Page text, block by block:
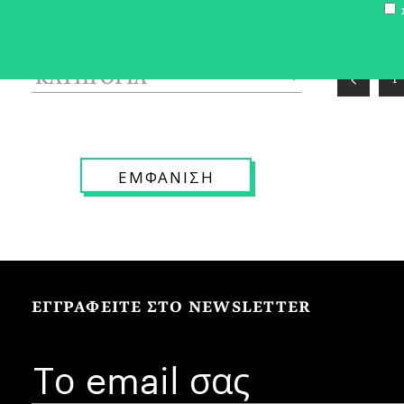
1
ΕΓΓΡΑΦΕΙΤΕ ΣΤΟ NEWSLETTER